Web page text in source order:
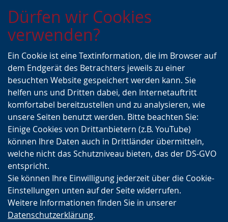
Zur
Hauptnavigation
Zur
Seitennavigation
Zum
Inhalt
Dürfen wir Cookies
verwenden?
Ein Cookie ist eine Textinformation, die im Browser auf
dem Endgerät des Betrachters jeweils zu einer
besuchten Website gespeichert werden kann. Sie
helfen uns und Dritten dabei, den Internetauftritt
komfortabel bereitzustellen und zu analysieren, wie
unsere Seiten benutzt werden. Bitte beachten Sie:
Einige Cookies von Drittanbietern (z.B. YouTube)
können Ihre Daten auch in Drittländer übermitteln,
welche nicht das Schutzniveau bieten, das der DS-GVO
entspricht.
Sie können Ihre Einwilligung jederzeit über die Cookie-
Einstellungen unten auf der Seite widerrufen.
Weitere Informationen finden Sie in unserer
Datenschutzerklärung.